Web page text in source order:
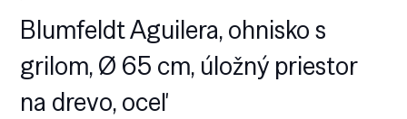
Blumfeldt Aguilera, ohnisko s
grilom, Ø 65 cm, úložný priestor
na drevo, oceľ